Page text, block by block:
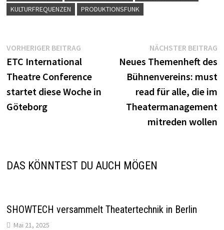
KULTURFREQUENZEN
PRODUKTIONSFUNK
Beitragsnavigation
VORHERIGER BEITRAG
Beitrag:
ETC International
Theatre Conference
startet diese Woche in
Göteborg
NÄCHSTER BEITRAG
Neues Themenheft des
Bühnenvereins: must
read für alle, die im
Theatermanagement
mitreden wollen
DAS KÖNNTEST DU AUCH MÖGEN
SHOWTECH versammelt Theatertechnik in Berlin
Mai 21, 2025